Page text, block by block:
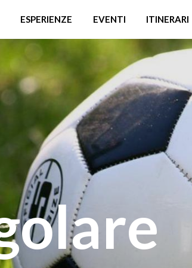
ESPERIENZE EVENTI ITINERARI